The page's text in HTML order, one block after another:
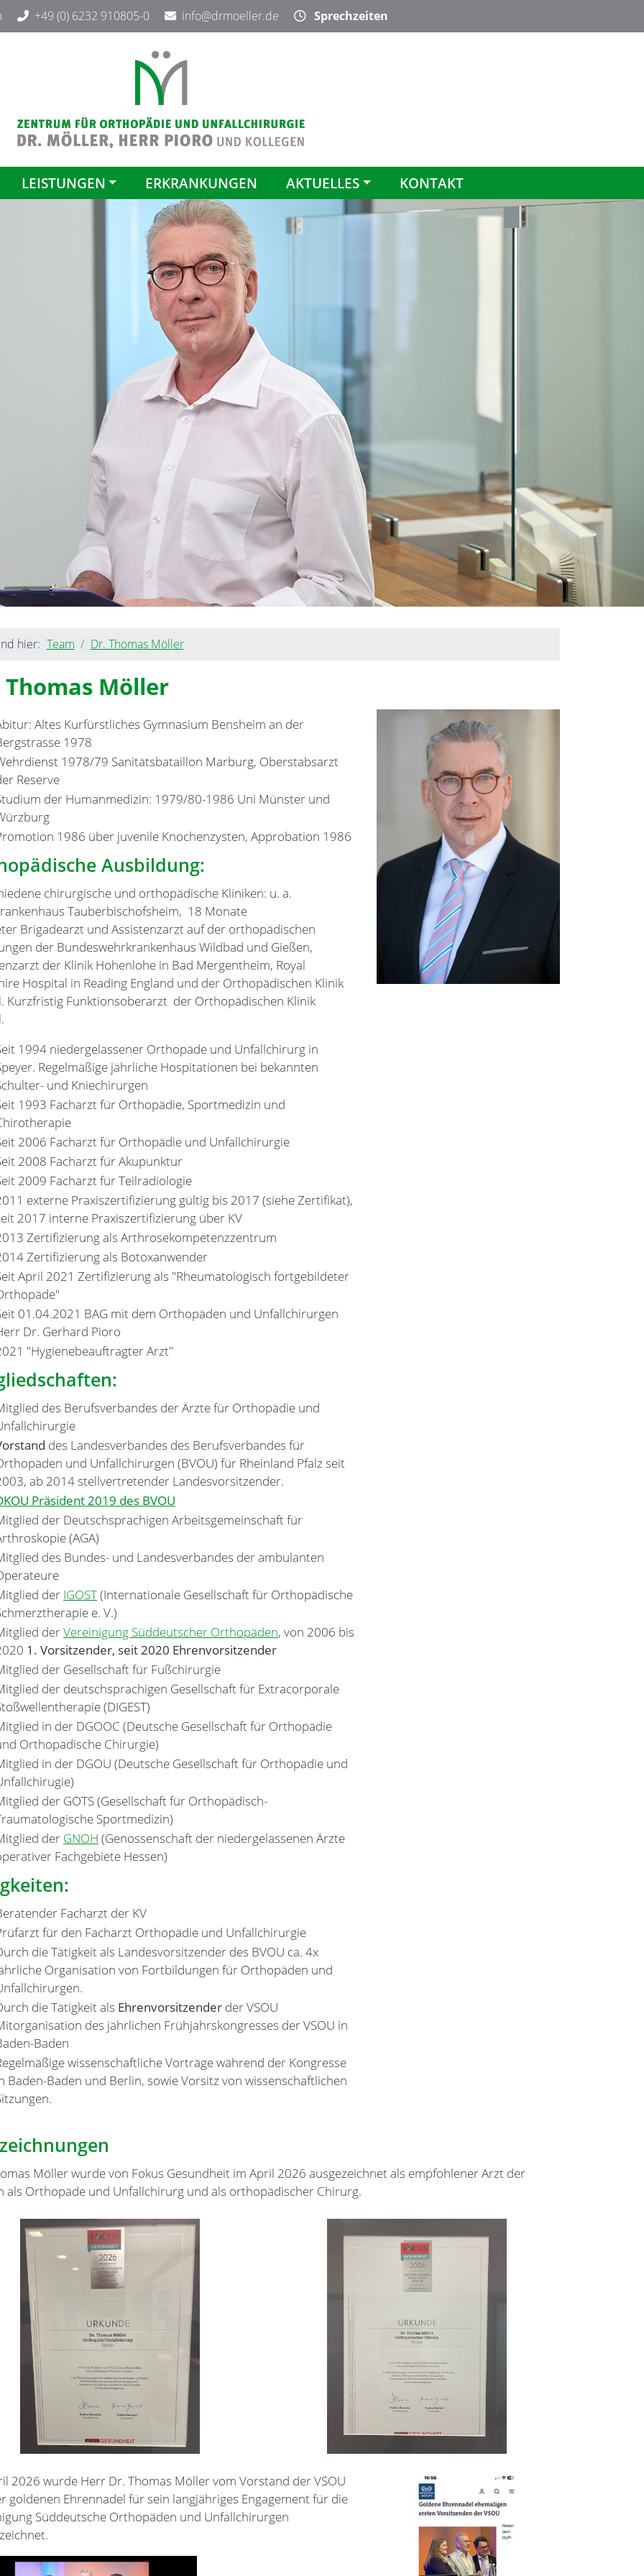
+49 (0) 6232 910805-0 info@drmoeller.de Sprechzeiten
LEISTUNGEN ERKRANKUNGEN AKTUELLES KONTAKT
hier: Team Dr. Thomas Möller
Thomas Möller
Altes Kurfürstliches Gymnasium Bensheim an der
1978
1978/79 Sanitätsbataillon Marburg, Oberstabsarzt
Reserve
der Humanmedizin: 1979/80-1986 Uni Münster und
1986 über juvenile Knochenzysten, Approbation 1986
Ausbildung:
chirurgische und orthopädische Kliniken: u. a.
Tauberbischofsheim, 18 Monate
Brigadearzt und Assistenzarzt auf der orthopädischen
der Bundeswehrkrankenhaus Wildbad und Gießen,
der Klinik Hohenlohe in Bad Mergentheim, Royal
Hospital in Reading England und der Orthopädischen Klinik
Kurzfristig Funktionsoberarzt der Orthopädischen Klinik
1994 niedergelassener Orthopäde und Unfallchirurg in
Regelmäßige jährliche Hospitationen bei bekannten
und Kniechirurgen
1993 Facharzt für Orthopädie, Sportmedizin und
2006 Facharzt für Orthopädie und Unfallchirurgie
2008 Facharzt für Akupunktur
2009 Facharzt für Teilradiologie
externe Praxiszertifizierung gültig bis 2017 (siehe Zertifikat),
2017 interne Praxiszertifizierung über KV
Zertifizierung als Arthrosekompetenzzentrum
Zertifizierung als Botoxanwender
April 2021 Zertifizierung als "Rheumatologisch fortgebildeter
01.04.2021 BAG mit dem Orthopäden und Unfallchirurgen
Dr. Gerhard Pioro
"Hygienebeauftragter Arzt"
des Berufsverbandes der Ärzte für Orthopädie und
des Landesverbandes des Berufsverbandes für
und Unfallchirurgen (BVOU) für Rheinland Pfalz seit
ab 2014 stellvertretender Landesvorsitzender.
Präsident 2019 des BVOU
der Deutschsprachigen Arbeitsgemeinschaft für
(AGA)
des Bundes- und Landesverbandes der ambulanten
der IGOST(Internationale Gesellschaft für Orthopädische
e. V.)
derVereinigung Süddeutscher Orthopäden, von 2006 bis
1. Vorsitzender, seit 2020 Ehrenvorsitzender
der Gesellschaft für Fußchirurgie
der deutschsprachigen Gesellschaft für Extracorporale
(DIGEST)
in der DGOOC (Deutsche Gesellschaft für Orthopädie
Orthopädische Chirurgie)
in der DGOU (Deutsche Gesellschaft für Orthopädie und
der GOTS (Gesellschaft für Orthopädisch-
Sportmedizin)
der GNOH (Genossenschaft der niedergelassenen Ärzte
Fachgebiete Hessen)
Facharzt der KV
für den Facharzt Orthopädie und Unfallchirurgie
die Tätigkeit als Landesvorsitzender des BVOU ca. 4x
Organisation von Fortbildungen für Orthopäden und
die Tätigkeit als Ehrenvorsitzender der VSOU
des jährlichen Frühjahrskongresses der VSOU in
Baden
wissenschaftliche Vorträge während der Kongresse
Baden-Baden und Berlin, sowie Vorsitz von wissenschaftlichen
Möller wurde von Fokus Gesundheit im April 2026 ausgezeichnet als empfohlener Arzt der
als Orthopäde und Unfallchirurg und als orthopädischer Chirurg.
2026 wurde Herr Dr. Thomas Möller vom Vorstand der VSOU
goldenen Ehrennadel für sein langjähriges Engagement für die
Süddeutsche Orthopäden und Unfallchirurgen